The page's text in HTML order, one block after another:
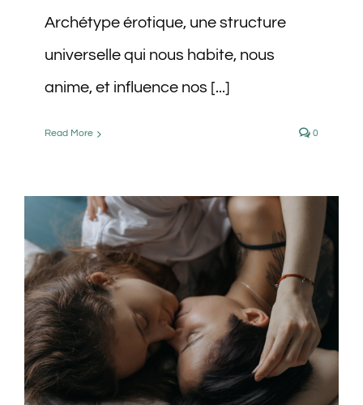
Archétype érotique, une structure
universelle qui nous habite, nous
anime, et influence nos [...]
Read More 0